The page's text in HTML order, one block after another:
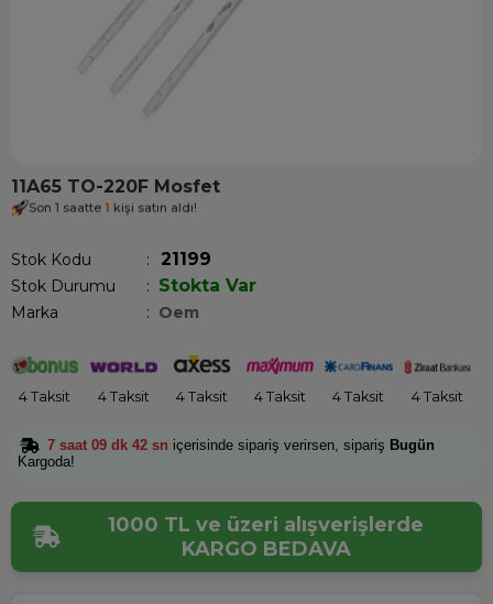
11A65 TO-220F Mosfet
Son 1 saatte 1 kişi satın aldı!
Stok Kodu 21199
Stok Durumu : Stokta Var
Marka : Oem
4 Taksit 4 Taksit 4 Taksit 4 Taksit 4 Taksit 4 Taksit
7 saat 09 dk 42 sn içerisinde sipariş verirsen, sipariş Bugün
Kargoda!
1000 TL ve üzeri alışverişlerde
KARGO BEDAVA